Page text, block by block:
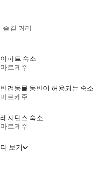
즐길 거리
아파트 숙소
마르케주
반려동물 동반이 허용되는 숙소
마르케주
레지던스 숙소
마르케주
더 보기